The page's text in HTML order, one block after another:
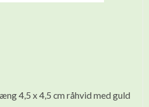
4,5 x 4,5 cm råhvid med guld